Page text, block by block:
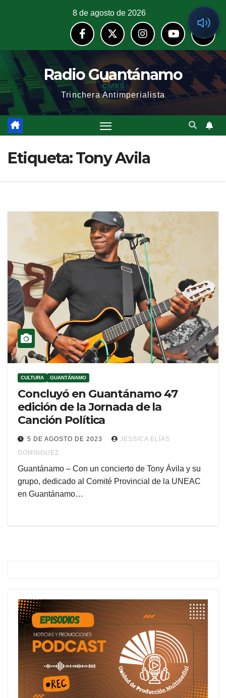
8 de agosto de 2026
Radio Guantánamo
Trinchera Antimperialista
Etiqueta:Tony Avila
CULTURA GUANTÁNAMO
Concluyó en Guantánamo 47
edición de la Jornada de la
Canción Política
5 DE AGOSTO DE 2023
JESSICA ELÍAS
DOMINGUEZ
Guantánamo – Con un concierto de Tony Ávila y su
grupo, dedicado al Comité Provincial de la UNEAC
en Guantánamo…